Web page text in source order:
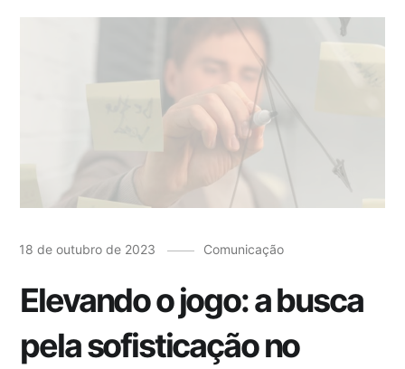
18 de outubro de 2023 Comunicação
Elevando o jogo: a busca
pela sofisticação no